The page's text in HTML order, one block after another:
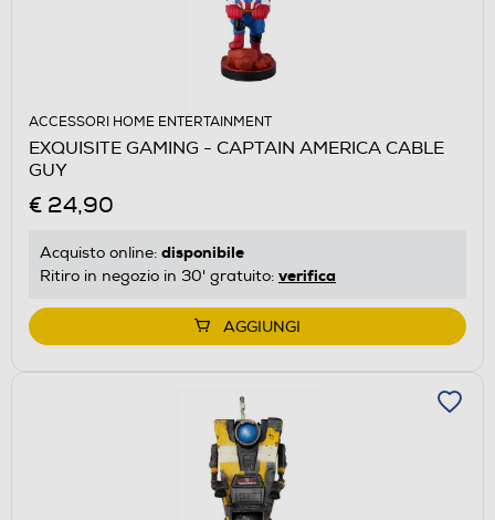
ACCESSORI HOME ENTERTAINMENT
EXQUISITE GAMING - CAPTAIN AMERICA CABLE
GUY
€ 24,90
Acquisto online: disponibile
Ritiro in negozio in 30' gratuito: verifica
AGGIUNGI